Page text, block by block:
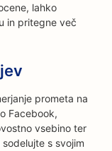
lahko
in pritegne več
prometa na
Facebook,
vsebino ter
s svojim